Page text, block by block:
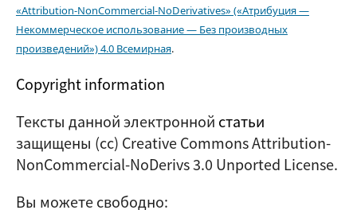
«Attribution-NonCommercial-NoDerivatives» («Атрибуция —
Некоммерческое использование — Без производных
произведений») 4.0 Всемирная.
Copyright information
Тексты данной электронной статьи
защищены (cc) Creative Commons Attribution-
NonCommercial-NoDerivs 3.0 Unported License.
Вы можете свободно: